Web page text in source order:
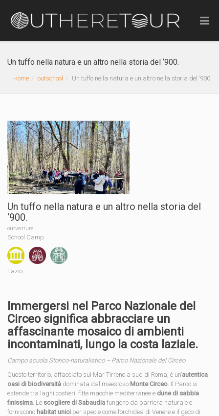
Un tuffo nella natura e un altro nella storia del ‘900.
Home outschool Un tuffo nella natura e un altro nella storia del ‘900.
Un tuffo nella natura e un altro nella storia del
‘900.
outventure
School Camp
Lazio
Immergersi nel Parco Nazionale del
Circeo significa abbracciare un
affascinante mosaico di ambienti
incontaminati, lungo la costa laziale.
Campo scuola Storico-naturalistico – Parco Nazionale del Circeo
Questo territorio, affacciato sul Mar Tirreno a sud di Roma, è un’autentica
oasi di biodiversità dominata dal maestoso Monte Circeo. Il Parco si
estende tra laghi costieri, fitte macchie mediterranee e dune di sabbia
finissima. Le scogliere di Sabaudia fungono da barriera naturale e
forniscono habitat unici per specie come l’orchidea di Venere e il geco di